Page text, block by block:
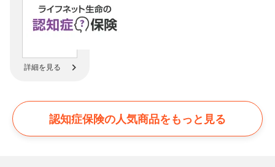
詳細を見る
認知症保険の人気商品をもっと見る